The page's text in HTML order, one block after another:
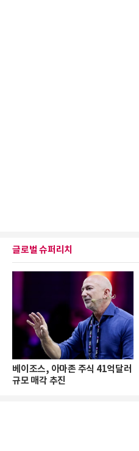
글로벌 슈퍼리치
베이조스, 아마존 주식 41억달러
규모 매각 추진